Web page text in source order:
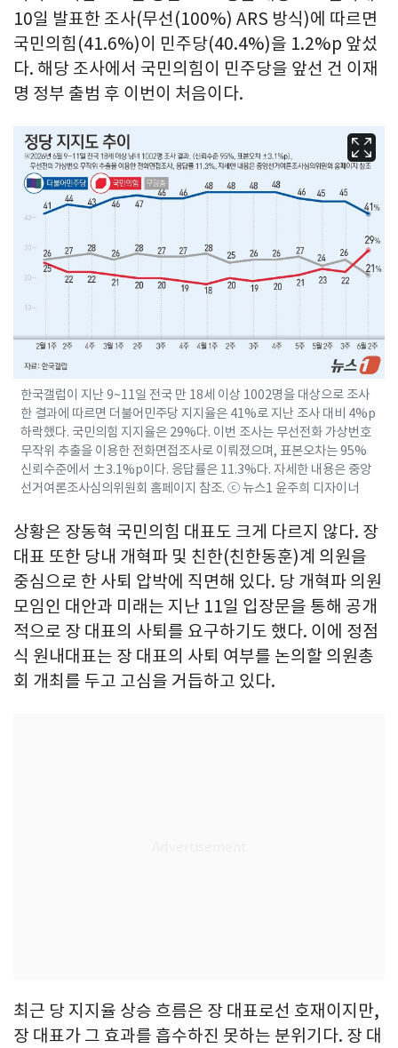
10일 발표한 조사(무선(100%) ARS 방식)에 따르면
국민의힘(41.6%)이 민주당(40.4%)을 1.2%p 앞섰
다. 해당 조사에서 국민의힘이 민주당을 앞선 건 이재
명 정부 출범 후 이번이 처음이다.
한국갤럽이 지난 9~11일 전국 만 18세 이상 1002명을 대상으로 조사
한 결과에 따르면 더불어민주당 지지율은 41%로 지난 조사 대비 4%p
하락했다. 국민의힘 지지율은 29%다. 이번 조사는 무선전화 가상번호
무작위 추출을 이용한 전화면접조사로 이뤄졌으며, 표본오차는 95%
신뢰수준에서 ±3.1%p이다. 응답률은 11.3%다. 자세한 내용은 중앙
선거여론조사심의위원회 홈페이지 참조. ⓒ 뉴스1 윤주희 디자이너
상황은 장동혁 국민의힘 대표도 크게 다르지 않다. 장
대표 또한 당내 개혁파 및 친한(친한동훈)계 의원을
중심으로 한 사퇴 압박에 직면해 있다. 당 개혁파 의원
모임인 대안과 미래는 지난 11일 입장문을 통해 공개
적으로 장 대표의 사퇴를 요구하기도 했다. 이에 정점
식 원내대표는 장 대표의 사퇴 여부를 논의할 의원총
회 개최를 두고 고심을 거듭하고 있다.
최근 당 지지율 상승 흐름은 장 대표로선 호재이지만,
장 대표가 그 효과를 흡수하진 못하는 분위기다. 장 대